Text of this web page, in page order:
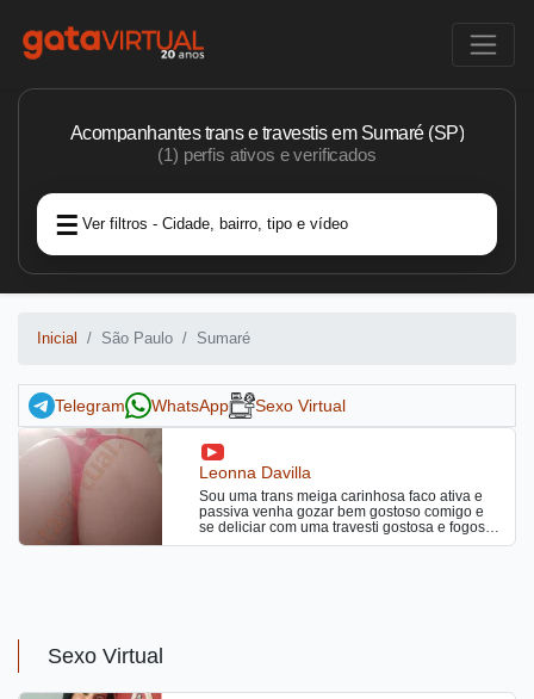
Acompanhantes trans e travestis em Sumaré (SP)
(1) perfis ativos e verificados
Ver filtros - Cidade, bairro, tipo e vídeo
Inicial São Paulo Sumaré
Telegram WhatsApp Sexo Virtual
Leonna Davilla
Sou uma trans meiga carinhosa faco ativa e
passiva venha gozar bem gostoso comigo e
se deliciar com uma travesti gostosa e fogosa
por sexo
Sexo Virtual